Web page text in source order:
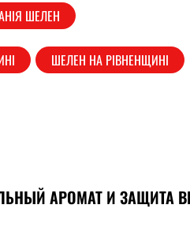
ШЕЛЕН
ШЕЛЕН НА РІВНЕНЩИНІ
АРОМАТ И ЗАЩИТА